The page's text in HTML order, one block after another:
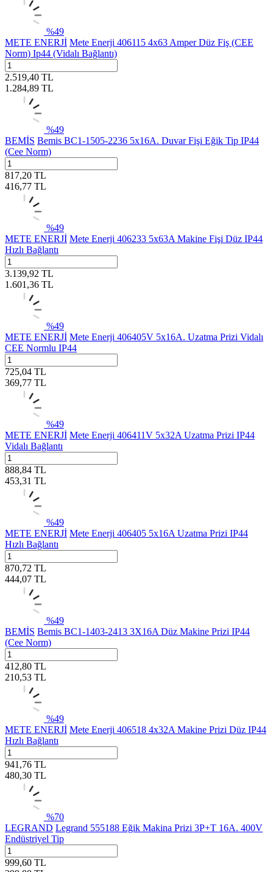
%49
METE ENERJİ Mete Enerji 406115 4x63 Amper Düz Fiş (CEE
Norm) Ip44 (Vidalı Bağlantı)
2.519,40 TL
1.284,89 TL
%49
BEMİS Bemis BC1-1505-2236 5x16A. Duvar Fişi Eğik Tip IP44
(Cee Norm)
817,20 TL
416,77 TL
%49
METE ENERJİ Mete Enerji 406233 5x63A Makine Fişi Düz IP44
Hızlı Bağlantı
3.139,92 TL
1.601,36 TL
%49
METE ENERJİ Mete Enerji 406405V 5x16A. Uzatma Prizi Vidalı
CEE Normlu IP44
725,04 TL
369,77 TL
%49
METE ENERJİ Mete Enerji 406411V 5x32A Uzatma Prizi IP44
Vidalı Bağlantı
888,84 TL
453,31 TL
%49
METE ENERJİ Mete Enerji 406405 5x16A Uzatma Prizi IP44
Hızlı Bağlantı
870,72 TL
444,07 TL
%49
BEMİS Bemis BC1-1403-2413 3X16A Düz Makine Prizi IP44
(Cee Norm)
412,80 TL
210,53 TL
%49
METE ENERJİ Mete Enerji 406518 4x32A Makine Prizi Düz IP44
Hızlı Bağlantı
941,76 TL
480,30 TL
%70
LEGRAND Legrand 555188 Eğik Makina Prizi 3P+T 16A. 400V
Endüstriyel Tip
999,60 TL